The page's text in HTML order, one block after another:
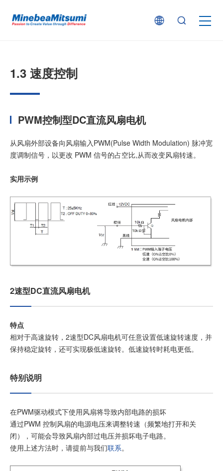
按行业用途查找
行业解决方案
技术支持
新闻
企业信息
1.3 速度控制
PWM控制型DC直流风扇电机
从风扇外部设备向风扇输入PWM(Pulse Width Modulation) 脉冲宽
度调制信号，以更改 PWM 信号的占空比,从而改变风扇转速。
实用示例
2速型DC直流风扇电机
特点
相对于高速旋转，2速型DC风扇电机可任意设置低速旋转速度，并
保持稳定旋转，还可实现极低速旋转。低速旋转时耗电更低。
特别说明
在PWM驱动模式下使用风扇将导致内部电路的损坏
通过PWM 控制风扇的电源电压来调整转速（频繁地打开和关
闭），可能会导致风扇内部过电压并损坏电子电路。
使用上述方法时，请提前与我们联系。